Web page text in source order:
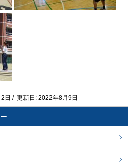
日 / 更新日: 2022年8月9日